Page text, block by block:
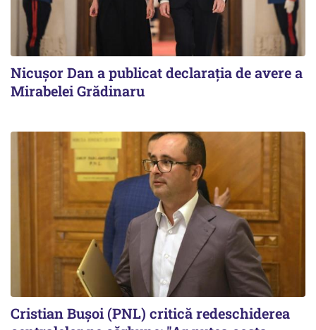
Nicuşor Dan a publicat declaraţia de avere a
Mirabelei Grădinaru
Cristian Bușoi (PNL) critică redeschiderea